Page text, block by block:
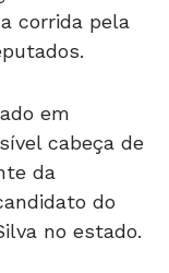
corrida pela
em
cabeça de
da
do
no estado.